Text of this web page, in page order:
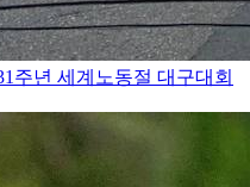
주년 세계노동절 대구대회